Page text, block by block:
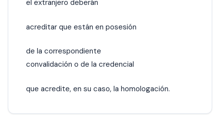
el extranjero deberán
acreditar que están en posesión
de la correspondiente
convalidación o de la credencial
que acredite, en su caso, la homologación.